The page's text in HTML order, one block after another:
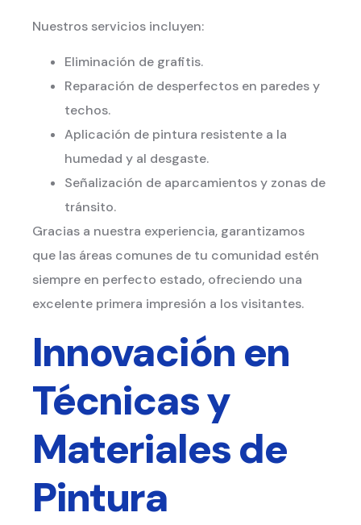
Nuestros servicios incluyen:
Eliminación de grafitis.
Reparación de desperfectos en paredes y
techos.
Aplicación de pintura resistente a la
humedad y al desgaste.
Señalización de aparcamientos y zonas de
tránsito.
Gracias a nuestra experiencia, garantizamos
que las áreas comunes de tu comunidad estén
siempre en perfecto estado, ofreciendo una
excelente primera impresión a los visitantes.
Innovación en
Técnicas y
Materiales de
Pintura